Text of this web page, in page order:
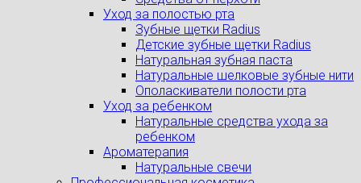
Уход за полостью рта
Зубные щетки Radius
Детские зубные щетки Radius
Натуральная зубная паста
Натуральные шелковые зубные нити
Ополаскиватели полости рта
Уход за ребенком
Натуральные средства ухода за
ребенком
Ароматерапия
Натуральные свечи